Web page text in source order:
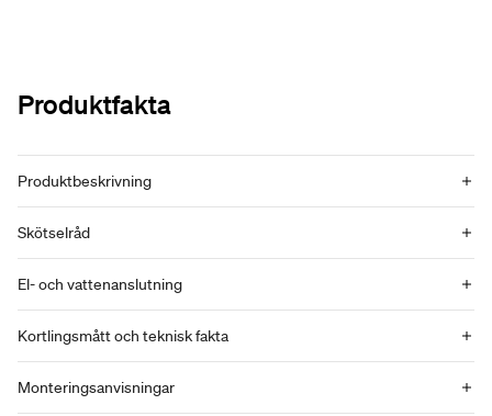
Produktfakta
Produktbeskrivning
Skötselråd
El- och vattenanslutning
Kortlingsmått och teknisk fakta
Monteringsanvisningar